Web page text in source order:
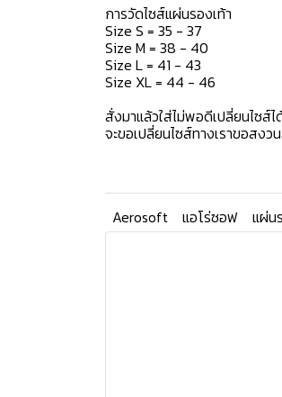
การวัดไซส์แผ่นรองเท้า
Size S = 35 - 37
Size M = 38 - 40
Size L = 41 - 43
Size XL = 44 - 46
สั่งมาแล้วใส่ไม่พอดีเปลี่ยนไซส์
จะขอเปลี่ยนไซส์ทางเราขอสง
Aerosoft แอโร่ซอฟ แผ่น